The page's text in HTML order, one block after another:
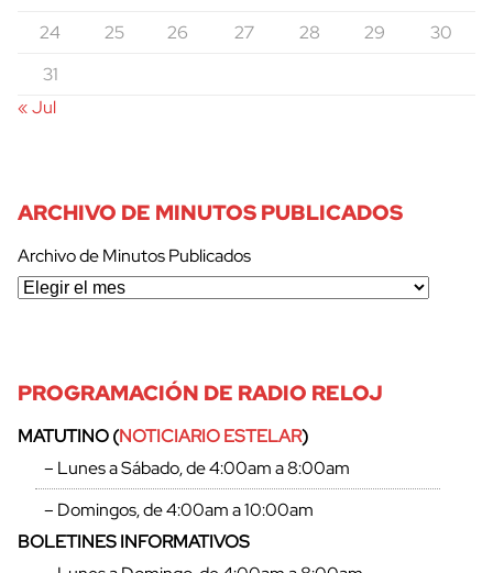
24
25 26 27 28 29
30
31
« Jul
ARCHIVO DE MINUTOS PUBLICADOS
Archivo de Minutos Publicados
PROGRAMACIÓN DE RADIO RELOJ
MATUTINO (NOTICIARIO ESTELAR)
– Lunes a Sábado, de 4:00am a 8:00am
– Domingos, de 4:00am a 10:00am
BOLETINES INFORMATIVOS